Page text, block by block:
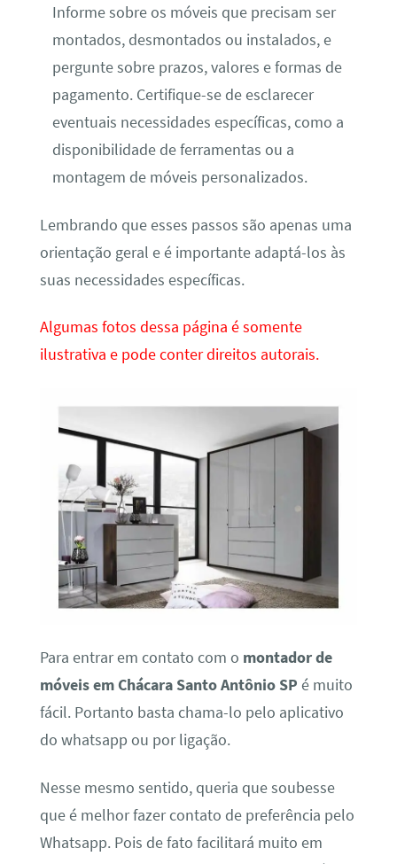
Informe sobre os móveis que precisam ser
montados, desmontados ou instalados, e
pergunte sobre prazos, valores e formas de
pagamento. Certifique-se de esclarecer
eventuais necessidades específicas, como a
disponibilidade de ferramentas ou a
montagem de móveis personalizados.
Lembrando que esses passos são apenas uma
orientação geral e é importante adaptá-los às
suas necessidades específicas.
Algumas fotos dessa página é somente
ilustrativa e pode conter direitos autorais.
Para entrar em contato com o montador de
móveis em Chácara Santo Antônio SP é muito
fácil. Portanto basta chama-lo pelo aplicativo
do whatsapp ou por ligação.
Nesse mesmo sentido, queria que soubesse
que é melhor fazer contato de preferência pelo
Whatsapp. Pois de fato facilitará muito em